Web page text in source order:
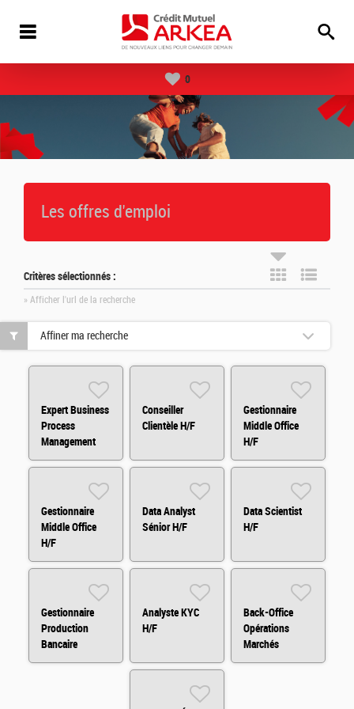
0
Les offres d'emploi
Critères sélectionnés :
» Afficher l'url de la recherche
Expert Business
Process
Management
(BPM) H/F
Conseiller
Clientèle H/F
Gestionnaire
Middle Office
H/F
Gestionnaire
Middle Office
H/F
Data Analyst
Sénior H/F
Data Scientist
H/F
Gestionnaire
Production
Bancaire
Entreprise H/F
Analyste KYC
H/F
Back-Office
Opérations
Marchés
Financiers H/F
Affiner ma recherche